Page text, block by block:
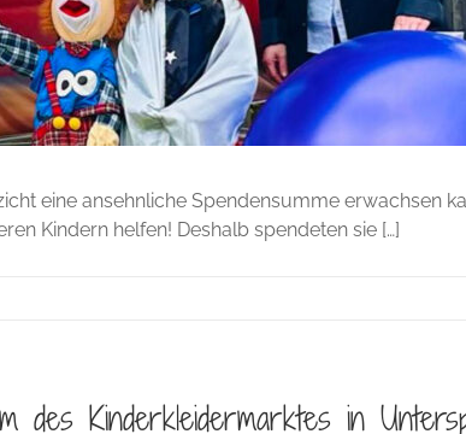
eine ansehnliche Spendensumme erwachsen
Kindern helfen! Deshalb spendeten sie […]
des Kinderkleidermarktes in